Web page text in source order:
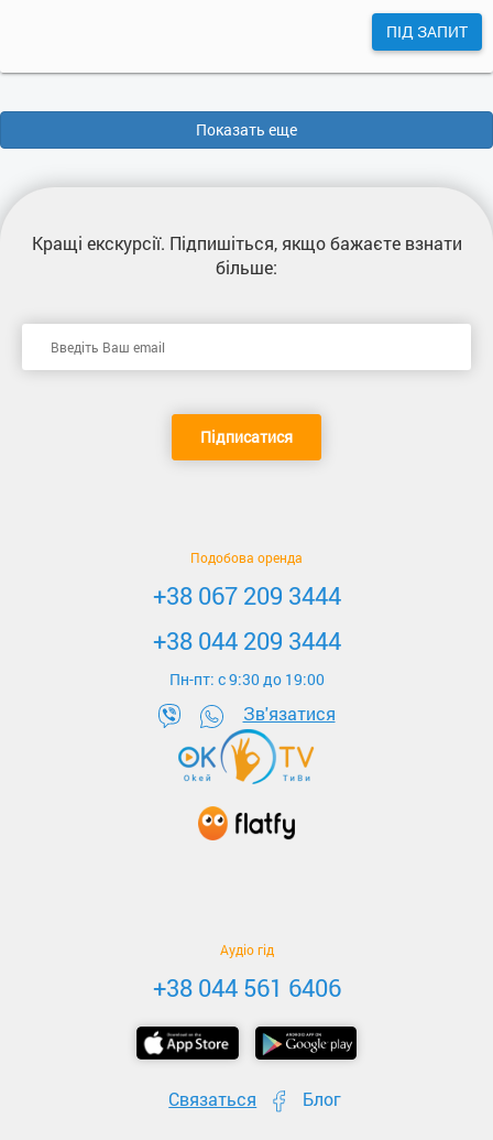
ПІД ЗАПИТ
Показать еще
Кращі екскурсії. Підпишіться, якщо бажаєте взнати
більше:
Підписатися
Подобова оренда
+38 067 209 3444
+38 044 209 3444
Пн-пт: c 9:30 до 19:00
Зв'язатися
Аудіо гід
+38 044 561 6406
Связаться Блог